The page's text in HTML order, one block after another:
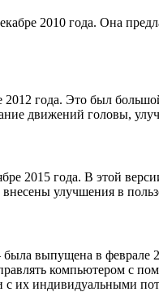
2010 года. Она
года. Это был
движений головы,
2015 года. В этой
улучшения в
выпущена в
компьютером с
их индивидуальными